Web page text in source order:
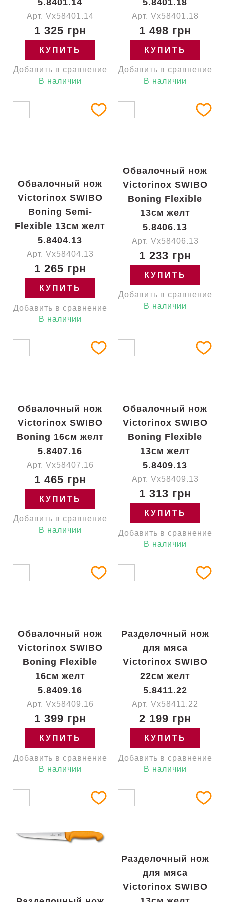
5.8401.14
Арт. Vx58401.14
1 325 грн
КУПИТЬ
Добавить в сравнение
В наличии
5.8401.18
Арт. Vx58401.18
1 498 грн
КУПИТЬ
Добавить в сравнение
В наличии
Обвалочный нож
Victorinox SWIBO
Boning Semi-
Flexible 13см желт
5.8404.13
Арт. Vx58404.13
1 265 грн
КУПИТЬ
Добавить в сравнение
В наличии
Обвалочный нож
Victorinox SWIBO
Boning Flexible
13см желт
5.8406.13
Арт. Vx58406.13
1 233 грн
КУПИТЬ
Добавить в сравнение
В наличии
Обвалочный нож
Victorinox SWIBO
Boning 16см желт
5.8407.16
Арт. Vx58407.16
1 465 грн
КУПИТЬ
Добавить в сравнение
В наличии
Обвалочный нож
Victorinox SWIBO
Boning Flexible
13см желт
5.8409.13
Арт. Vx58409.13
1 313 грн
КУПИТЬ
Добавить в сравнение
В наличии
Обвалочный нож
Victorinox SWIBO
Boning Flexible
16см желт
5.8409.16
Арт. Vx58409.16
1 399 грн
КУПИТЬ
Добавить в сравнение
В наличии
Разделочный нож
для мяса
Victorinox SWIBO
22см желт
5.8411.22
Арт. Vx58411.22
2 199 грн
КУПИТЬ
Добавить в сравнение
В наличии
Разделочный нож
для мяса
Victorinox SWIBO